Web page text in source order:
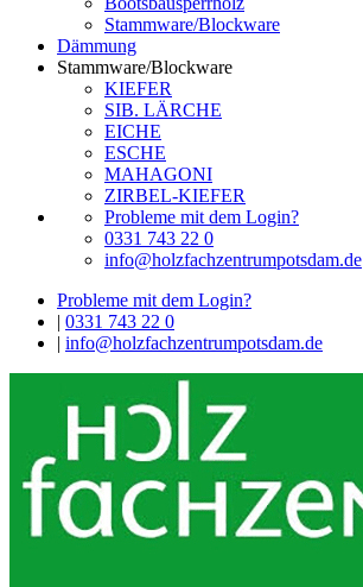
Stammware/Blockware
Dämmung
Stammware/Blockware
KIEFER
SIB. LÄRCHE
EICHE
ESCHE
MAHAGONI
ZIRBEL-KIEFER
Probleme mit dem Login?
0331 743 22 0
info@holzfachzentrumpotsdam.de
Probleme mit dem Login?
| 0331 743 22 0
| info@holzfachzentrumpotsdam.de